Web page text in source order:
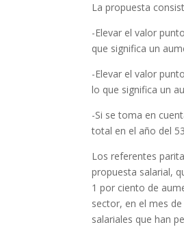
La propuesta
-Elevar el valor
que significa un
-Elevar el valor
lo que significa un
-Si se toma en
total en el año del
Los referentes
propuesta salarial,
1 por ciento de
sector, en el mes
salariales que han